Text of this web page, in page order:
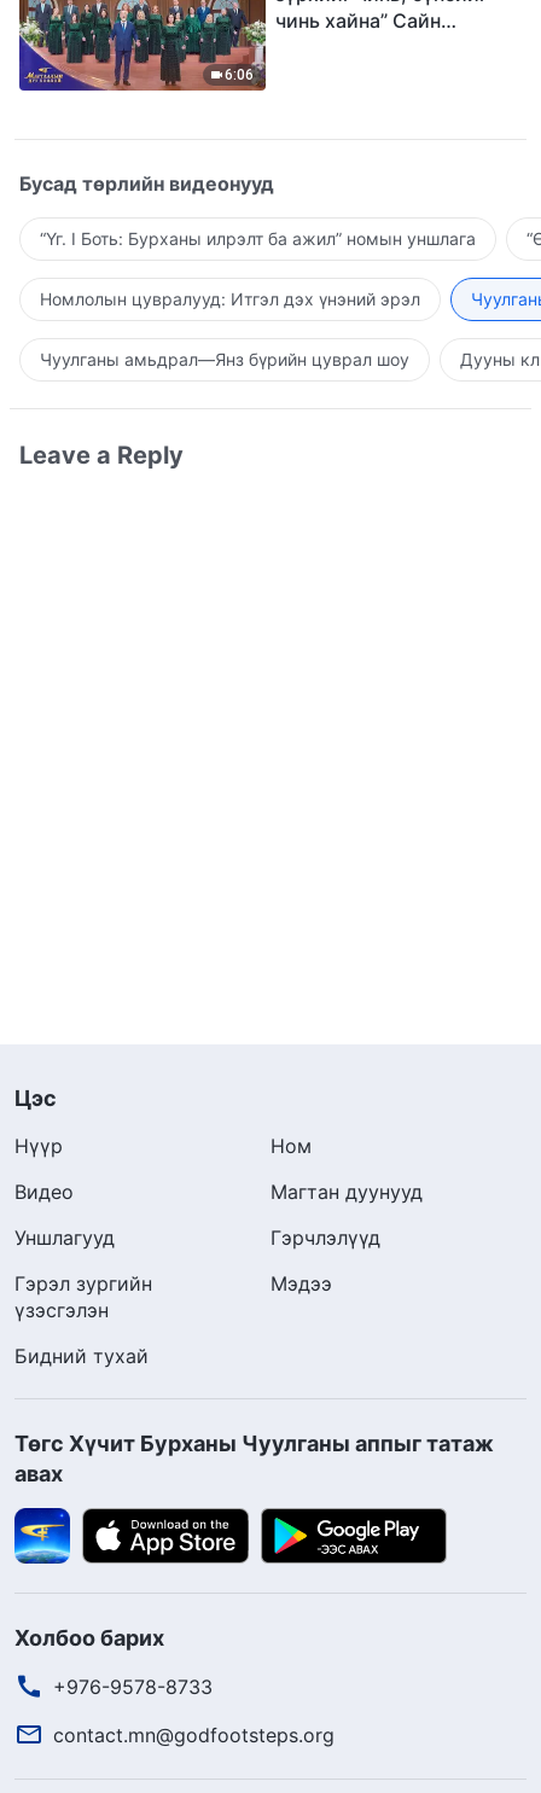
6:06
чинь хайна” Сайн
Бусад төрлийн видеонууд
“Үг. I Боть: Бурханы илрэлт ба ажил” номын уншлага
Номлолын цувралууд: Итгэл дэх үнэний эрэл
Чуулганы амьдрал—Янз бүрийн цуврал шоу Дууны
Leave a Reply
Цэс
Нүүр
Ном
Видео
Магтан дуунууд
Уншлагууд
Гэрчлэлүүд
Гэрэл зургийн
үзэсгэлэн
Мэдээ
Бидний тухай
Төгс Хүчит Бурханы Чуулганы аппыг татаж
авах
Холбоо барих
+976-9578-8733
contact.mn@godfootsteps.org